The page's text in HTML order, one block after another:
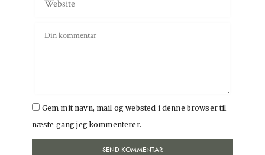
Gem mit navn, mail og websted i denne browser til
næste gang jeg kommenterer.